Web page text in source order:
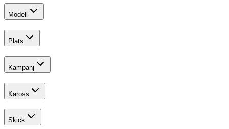
Modell
Plats
Kampanj
Kaross
Skick